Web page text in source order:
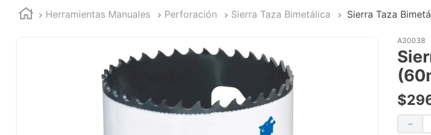
Herramientas Manuales Perforación Sierra Taza Bimetálica Sierra Taza
A30038
$
－
4.
sierra sable
lenox
7.
clavos
esmeriladora